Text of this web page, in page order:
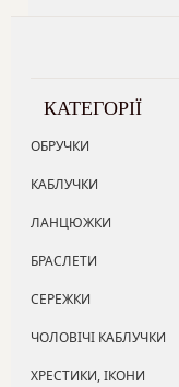
КАТЕГОРІЇ
ОБРУЧКИ
КАБЛУЧКИ
ЛАНЦЮЖКИ
БРАСЛЕТИ
СЕРЕЖКИ
ЧОЛОВІЧІ КАБЛУЧКИ
ХРЕСТИКИ, ІКОНИ